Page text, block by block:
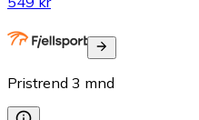
Pristrend 3 mnd